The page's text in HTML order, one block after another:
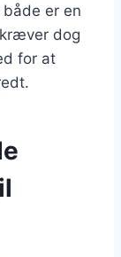
er en
dog
for at